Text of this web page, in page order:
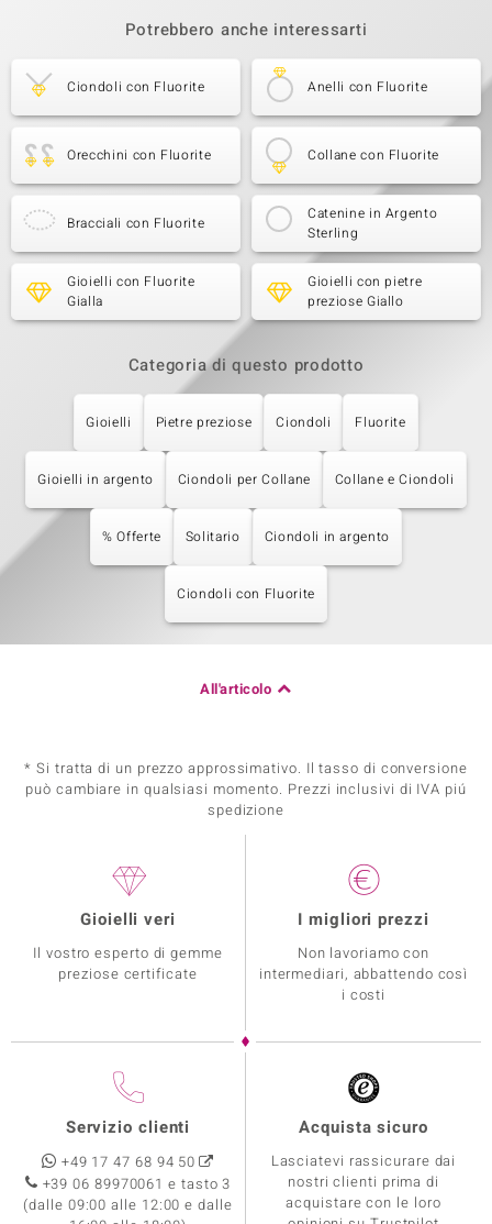
Potrebbero anche interessarti
Ciondoli con Fluorite Anelli con Fluorite
Orecchini con Fluorite Collane con Fluorite
Bracciali con Fluorite
Catenine in Argento
Sterling
Gioielli con Fluorite
Gialla
Gioielli con pietre
preziose Giallo
Categoria di questo prodotto
Gioielli Pietre preziose Ciondoli Fluorite
Gioielli in argento Ciondoli per Collane Collane e Ciondoli
% Offerte Solitario Ciondoli in argento
Ciondoli con Fluorite
All'articolo
* Si tratta di un prezzo approssimativo. Il tasso di conversione
può cambiare in qualsiasi momento. Prezzi inclusivi di IVA piú
spedizione
Gioielli veri
Il vostro esperto di gemme
preziose certificate
I migliori prezzi
Non lavoriamo con
intermediari, abbattendo così
i costi
Servizio clienti
+49 17 47 68 94 50
+39 06 89970061 e tasto 3
(dalle 09:00 alle 12:00 e dalle
Acquista sicuro
Lasciatevi rassicurare dai
nostri clienti prima di
acquistare con le loro